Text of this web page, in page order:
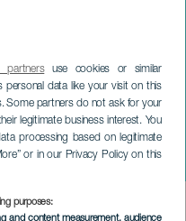
use cookies or similar
data like your visit on this
Some partners do not ask for your
legitimate business interest. You
processing based on legitimate
or in our Privacy Policy on this
purposes:
and content measurement, audience
van